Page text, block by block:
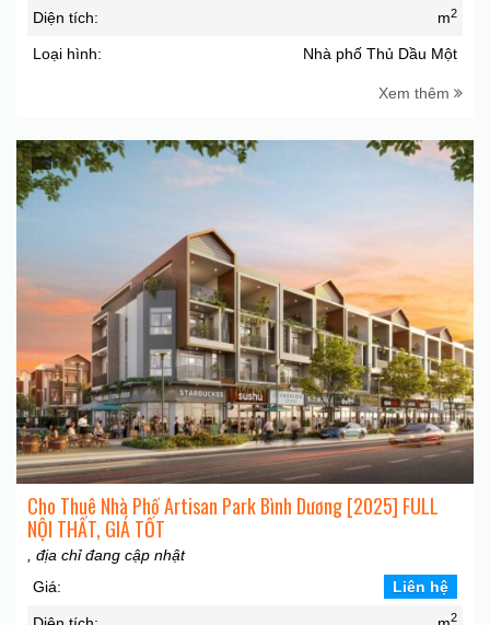
Diện tích: m2
Loại hình: Nhà phố Thủ Dầu Một
Xem thêm
Cho Thuê Nhà Phố Artisan Park Bình Dương [2025] FULL
NỘI THẤT, GIÁ TỐT
, địa chỉ đang cập nhật
Giá:
Liên hệ
2